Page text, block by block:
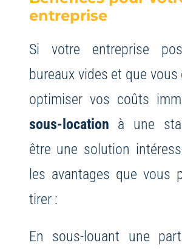
entreprise
Si votre entreprise
bureaux vides et que vous
optimiser vos coûts
sous-location à une
être une solution
les avantages que vous
tirer :
En sous-louant une